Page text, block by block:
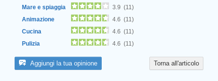
Mare e spiaggia
3.9 (11)
Animazione
4.6 (11)
Cucina
4.6 (11)
Pulizia
4.6 (11)
Aggiungi la tua opinione Torna all'articolo